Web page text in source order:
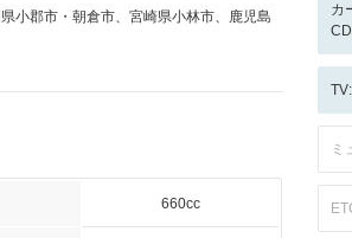
小郡市・朝倉市、宮崎県小林市、鹿児島
660cc
カ
ミ